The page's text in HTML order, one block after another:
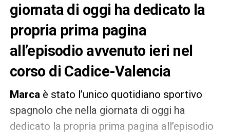
giornata di oggi ha dedicato la
propria prima pagina
all’episodio avvenuto ieri nel
corso di Cadice-Valencia
Marca è stato l’unico quotidiano sportivo
spagnolo che nella giornata di oggi ha
dedicato la propria prima pagina all’episodio